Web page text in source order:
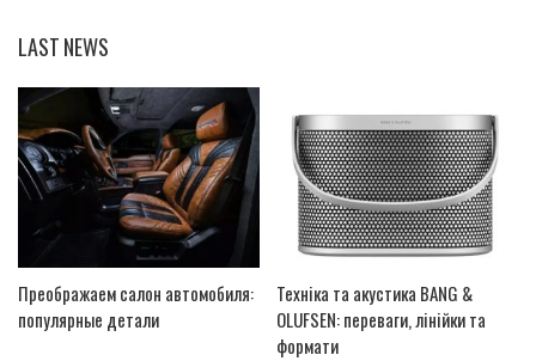
LAST NEWS
Преображаем салон автомобиля:
популярные детали
Техніка та акустика BANG &
OLUFSEN: переваги, лінійки та
формати